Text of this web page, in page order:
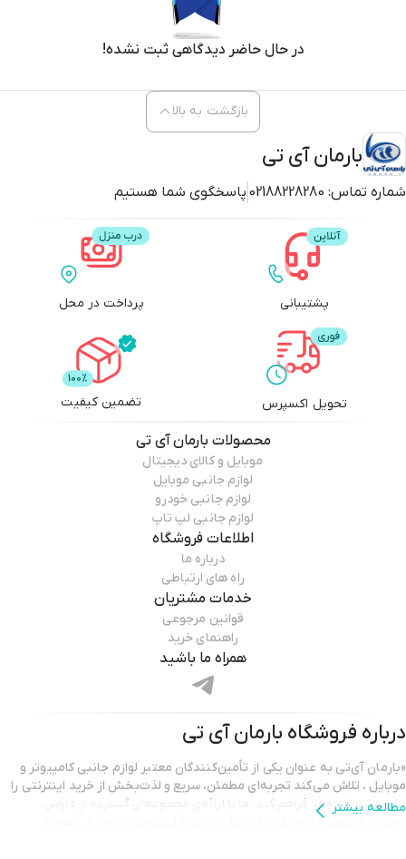
در حال حاضر دیدگاهی ثبت نشده!
بارمان آی تی
شماره تماس: 02188228280 پاسخگوی شما هستیم
بازگشت به بالا
پشتیبانی پرداخت در محل
تحویل اکسپرس تضمین کیفیت
محصولات بارمان آی تی
موبایل و کالای دیجیتال
لوازم جانبی موبایل
لوازم جانبی خودرو
لوازم جانبی لپ تاپ
اطلاعات فروشگاه
درباره ما
راه های ارتباطی
خدمات مشتریان
قوانین مرجوعی
راهنمای خرید
همراه ما باشید
درباره فروشگاه بارمان آی تی
«بارمان آی‌تی به عنوان یکی از تأمین‌کنندگان معتبر لوازم جانبی کامپیوتر و
موبایل ، تلاش می‌کند تجربه‌ای مطمئن، سریع و لذت‌بخش از خرید اینترنتی را
برای مشتریان خود فراهم کند. ما با ارائه‌ی مجموعه‌ای گسترده از ماوس،
کیبورد، هدست، پاوربانک، کابل شارژ ،و انواع گجت‌های دیجیتال، همراه
مطالعه بیشتر